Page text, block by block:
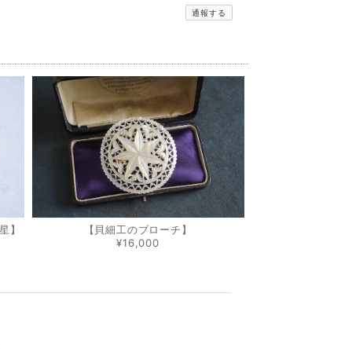
通報する
】
【貝細工のブローチ】
¥16,000